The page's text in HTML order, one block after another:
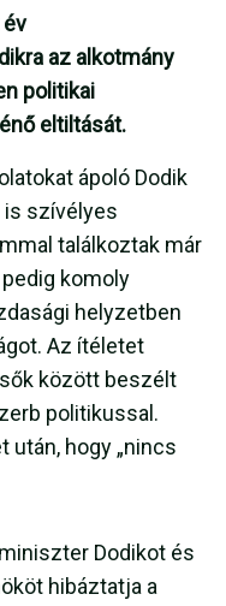
az alkotmány
politikai
eltiltását.
ápoló Dodik
is szívélyes
találkoztak már
komoly
helyzetben
Az ítéletet
között beszélt
politikussal.
után, hogy „nincs
Dodikot és
hibáztatja a